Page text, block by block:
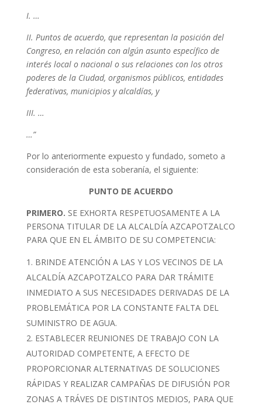
I. …
II. Puntos de acuerdo, que representan la posición del
Congreso, en relación con algún asunto específico de
interés local o nacional o sus relaciones con los otros
poderes de la Ciudad, organismos públicos, entidades
federativas, municipios y alcaldías, y
III. …
…”
Por lo anteriormente expuesto y fundado, someto a
consideración de esta soberanía, el siguiente:
PUNTO DE ACUERDO
PRIMERO. SE EXHORTA RESPETUOSAMENTE A LA
PERSONA TITULAR DE LA ALCALDÍA AZCAPOTZALCO
PARA QUE EN EL ÁMBITO DE SU COMPETENCIA:
BRINDE ATENCIÓN A LAS Y LOS VECINOS DE LA
ALCALDÍA AZCAPOTZALCO PARA DAR TRÁMITE
INMEDIATO A SUS NECESIDADES DERIVADAS DE LA
PROBLEMÁTICA POR LA CONSTANTE FALTA DEL
SUMINISTRO DE AGUA.
ESTABLECER REUNIONES DE TRABAJO CON LA
AUTORIDAD COMPETENTE, A EFECTO DE
PROPORCIONAR ALTERNATIVAS DE SOLUCIONES
RÁPIDAS Y REALIZAR CAMPAÑAS DE DIFUSIÓN POR
ZONAS A TRÁVES DE DISTINTOS MEDIOS, PARA QUE